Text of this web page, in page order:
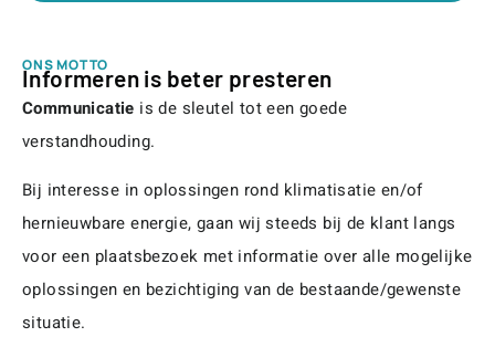
ONS MOTTO
Informeren is beter presteren
Communicatie is de sleutel tot een goede
verstandhouding.
Bij interesse in oplossingen rond klimatisatie en/of
hernieuwbare energie, gaan wij steeds bij de klant langs
voor een plaatsbezoek met informatie over alle mogelijke
oplossingen en bezichtiging van de bestaande/gewenste
situatie.